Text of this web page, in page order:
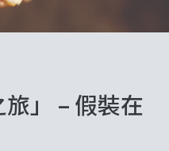
」 – 假裝在